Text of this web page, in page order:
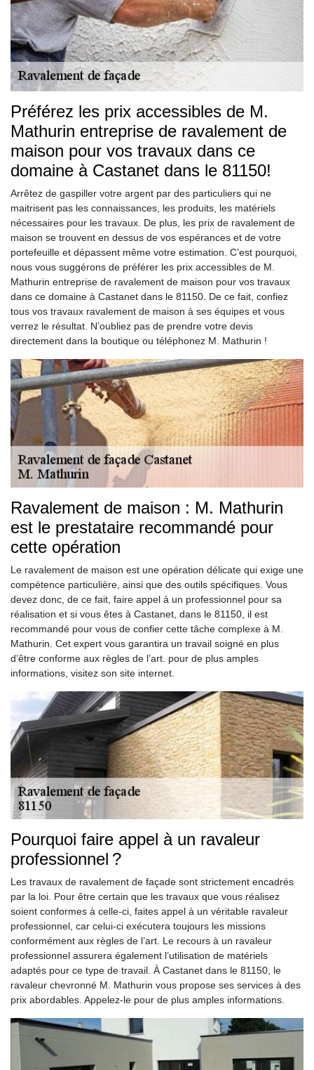
Préférez les prix accessibles de M.
Mathurin entreprise de ravalement de
maison pour vos travaux dans ce
domaine à Castanet dans le 81150!
Arrêtez de gaspiller votre argent par des particuliers qui ne
maitrisent pas les connaissances, les produits, les matériels
nécessaires pour les travaux. De plus, les prix de ravalement de
maison se trouvent en dessus de vos espérances et de votre
portefeuille et dépassent même votre estimation. C’est pourquoi,
nous vous suggérons de préférer les prix accessibles de M.
Mathurin entreprise de ravalement de maison pour vos travaux
dans ce domaine à Castanet dans le 81150. De ce fait, confiez
tous vos travaux ravalement de maison à ses équipes et vous
verrez le résultat. N’oubliez pas de prendre votre devis
directement dans la boutique ou téléphonez M. Mathurin !
Ravalement de maison : M. Mathurin
est le prestataire recommandé pour
cette opération
Le ravalement de maison est une opération délicate qui exige une
compétence particulière, ainsi que des outils spécifiques. Vous
devez donc, de ce fait, faire appel à un professionnel pour sa
réalisation et si vous êtes à Castanet, dans le 81150, il est
recommandé pour vous de confier cette tâche complexe à M.
Mathurin. Cet expert vous garantira un travail soigné en plus
d’être conforme aux règles de l’art. pour de plus amples
informations, visitez son site internet.
Pourquoi faire appel à un ravaleur
professionnel ?
Les travaux de ravalement de façade sont strictement encadrés
par la loi. Pour être certain que les travaux que vous réalisez
soient conformes à celle-ci, faites appel à un véritable ravaleur
professionnel, car celui-ci exécutera toujours les missions
conformément aux règles de l’art. Le recours à un ravaleur
professionnel assurera également l’utilisation de matériels
adaptés pour ce type de travail. À Castanet dans le 81150, le
ravaleur chevronné M. Mathurin vous propose ses services à des
prix abordables. Appelez-le pour de plus amples informations.